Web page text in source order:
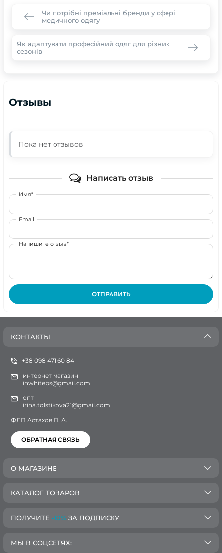
Чи потрібні преміальні бренди у сфері
медичного одягу
Як адаптувати професійний одяг для різних
сезонів
Отзывы
Пока нет отзывов
Написать отзыв
Имя*
Email
Напишите отзыв*
ОТПРАВИТЬ
КОНТАКТЫ
+38 098 471 60 84
интернет магазин
inwhitebs@gmail.com
опт
irina.tolstikova21@gmail.com
ФЛП Астахов П. А.
ОБРАТНАЯ СВЯЗЬ
О МАГАЗИНЕ
КАТАЛОГ ТОВАРОВ
ПОЛУЧИТЕ -10% ЗА ПОДПИСКУ
МЫ В СОЦСЕТЯХ: